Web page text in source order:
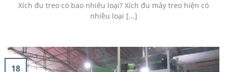
Xích đu treo có bao nhiêu loại? Xích đu mây treo hiện có
nhiều loại [...]
18